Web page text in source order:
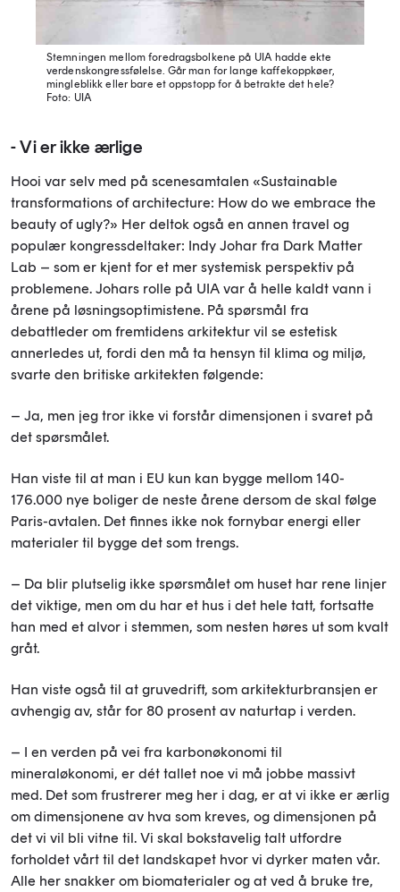
Stemningen mellom foredragsbolkene på UIA hadde ekte
verdenskongressfølelse. Går man for lange kaffekoppkøer,
mingleblikk eller bare et oppstopp for å betrakte det hele?
Foto: UIA
- Vi er ikke ærlige
Hooi var selv med på scenesamtalen «Sustainable
transformations of architecture: How do we embrace the
beauty of ugly?» Her deltok også en annen travel og
populær kongressdeltaker: Indy Johar fra Dark Matter
Lab – som er kjent for et mer systemisk perspektiv på
problemene. Johars rolle på UIA var å helle kaldt vann i
årene på løsningsoptimistene. På spørsmål fra
debattleder om fremtidens arkitektur vil se estetisk
annerledes ut, fordi den må ta hensyn til klima og miljø,
svarte den britiske arkitekten følgende:
– Ja, men jeg tror ikke vi forstår dimensjonen i svaret på
det spørsmålet.
Han viste til at man i EU kun kan bygge mellom 140-
176.000 nye boliger de neste årene dersom de skal følge
Paris-avtalen. Det finnes ikke nok fornybar energi eller
materialer til bygge det som trengs.
– Da blir plutselig ikke spørsmålet om huset har rene linjer
det viktige, men om du har et hus i det hele tatt, fortsatte
han med et alvor i stemmen, som nesten høres ut som kvalt
gråt.
Han viste også til at gruvedrift, som arkitekturbransjen er
avhengig av, står for 80 prosent av naturtap i verden.
– I en verden på vei fra karbonøkonomi til
mineraløkonomi, er dét tallet noe vi må jobbe massivt
med. Det som frustrerer meg her i dag, er at vi ikke er ærlig
om dimensjonene av hva som kreves, og dimensjonen på
det vi vil bli vitne til. Vi skal bokstavelig talt utfordre
forholdet vårt til det landskapet hvor vi dyrker maten vår.
Alle her snakker om biomaterialer og at ved å bruke tre,